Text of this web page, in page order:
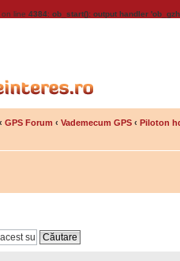
on line 4384: ob_start(): output handler
‹ GPS Forum ‹ Vademecum GPS ‹ Piloton